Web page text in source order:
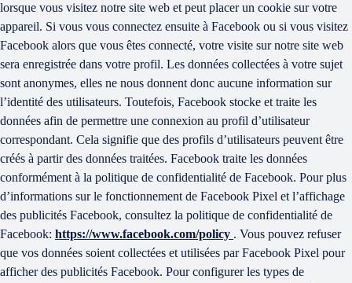
lorsque vous visitez notre site web et peut placer un cookie sur votre
appareil. Si vous vous connectez ensuite à Facebook ou si vous visitez
Facebook alors que vous êtes connecté, votre visite sur notre site web
sera enregistrée dans votre profil. Les données collectées à votre sujet
sont anonymes, elles ne nous donnent donc aucune information sur
l’identité des utilisateurs. Toutefois, Facebook stocke et traite les
données afin de permettre une connexion au profil d’utilisateur
correspondant. Cela signifie que des profils d’utilisateurs peuvent être
créés à partir des données traitées. Facebook traite les données
conformément à la politique de confidentialité de Facebook. Pour plus
d’informations sur le fonctionnement de Facebook Pixel et l’affichage
des publicités Facebook, consultez la politique de confidentialité de
Facebook: https://www.facebook.com/policy . Vous pouvez refuser
que vos données soient collectées et utilisées par Facebook Pixel pour
afficher des publicités Facebook. Pour configurer les types de